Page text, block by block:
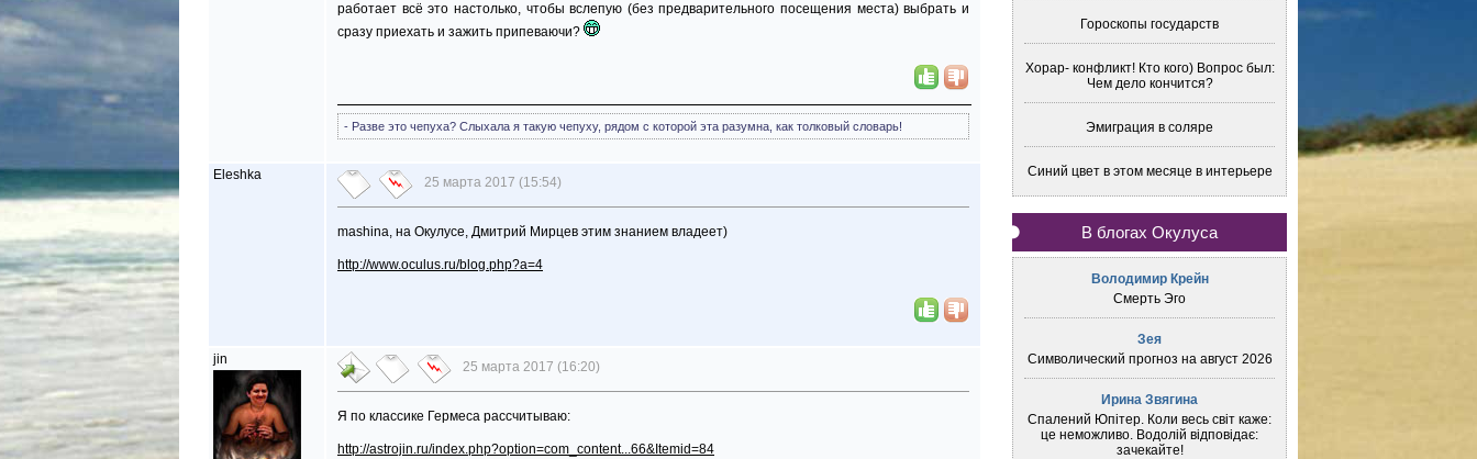
работает всё это настолько, чтобы вслепую (без предварительного посещения места) выбрать и
сразу приехать и зажить припеваючи?
- Разве это чепуха? Слыхала я такую чепуху, рядом с которой эта разумна, как толковый словарь!
Eleshka 25 марта 2017 (15:54)
mashina, на Окулусе, Дмитрий Мирцев этим знанием владеет)
http://www.oculus.ru/blog.php?a=4
jin 25 марта 2017 (16:20)
Я по классике Гермеса рассчитываю:
http://astrojin.ru/index.php?option=com_content...66&Itemid=84
Гороскопы государств
Хорар- конфликт! Кто кого) Вопрос был:
Чем дело кончится?
Эмиграция в соляре
Синий цвет в этом месяце в интерьере
В блогах Окулуса
Володимир Крейн
Смерть Эго
Зея
Символический прогноз на август 2026
Ирина Звягина
Спалений Юпітер. Коли весь світ каже:
це неможливо. Водолій відповідає:
зачекайте!